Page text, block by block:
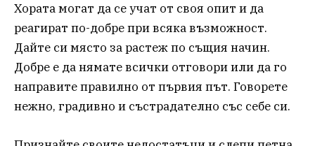
Хората могат да се учат от своя опит и да
реагират по-добре при всяка възможност.
Дайте си място за растеж по същия начин.
Добре е да нямате всички отговори или да го
направите правилно от първия път. Говорете
нежно, градивно и състрадателно със себе си.